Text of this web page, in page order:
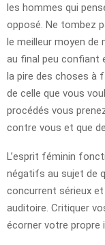
les hommes qui
opposé. Ne tombez
le meilleur moyen de
au final peu confiant
la pire des choses à
de celle que vous
procédés vous
contre vous et que
L’esprit féminin
négatifs au sujet de
concurrent sérieux
auditoire. Critiquer
écorner votre propre